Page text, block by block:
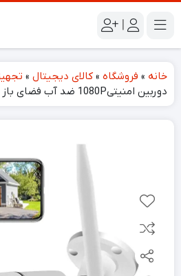
|
خانه » فروشگاه » کالای دیجیتال »
دوربین امنیتی1080P ضد آب فضای باز Veroyi